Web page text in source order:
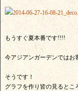
もうすぐ夏本番です!!!!
今アジアンガーデンではお
そうです！
グラフを作り皆の見るとこ